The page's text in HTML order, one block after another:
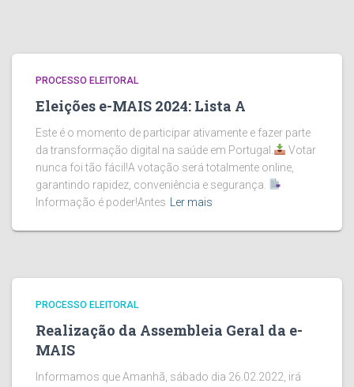
PROCESSO ELEITORAL
Eleições e-MAIS 2024: Lista A
Este é o momento de participar ativamente e fazer parte
da transformação digital na saúde em Portugal.
Votar
nunca foi tão fácil!A votação será totalmente online,
garantindo rapidez, conveniência e segurança.
Informação é poder!Antes
Ler mais
PROCESSO ELEITORAL
Realização da Assembleia Geral da e-
MAIS
Informamos que Amanhã, sábado dia 26.02.2022, irá